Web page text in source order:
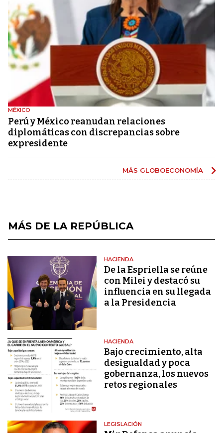
MÉXICO
Perú y México reanudan relaciones
diplomáticas con discrepancias sobre
expresidente
MÁS GLOBOECONOMÍA
MÁS DE LA REPÚBLICA
HACIENDA
De la Espriella se reúne
con Milei y destacó su
influencia en su llegada
a la Presidencia
HACIENDA
Bajo crecimiento, alta
desigualdad y poca
gobernanza, los nuevos
retos regionales
LEGISLACIÓN